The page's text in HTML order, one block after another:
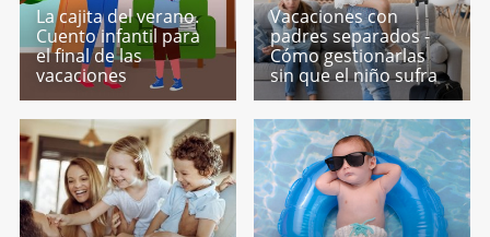
La cajita del verano.
Cuento infantil para
el final de las
vacaciones
Vacaciones con
padres separados -
Cómo gestionarlas
sin que el niño sufra